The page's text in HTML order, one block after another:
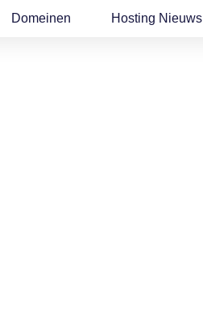
Domeinen Hosting Nieuws